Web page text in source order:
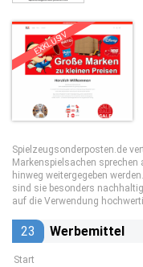
EXKLUSIV
Spielzeugsonderposten.de
Markenspielsachen
hinweg weitergegeben
sind sie besonders
auf die Verwendung
23 Werbemittel
Start